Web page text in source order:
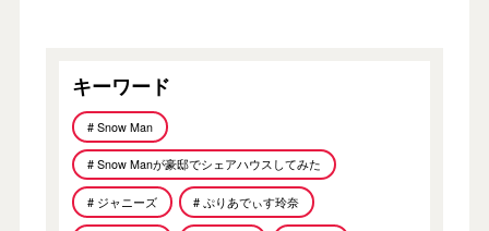
キーワード
# Snow Man
# Snow Manが豪邸でシェアハウスしてみた
# ジャニーズ # ぷりあでぃす玲奈